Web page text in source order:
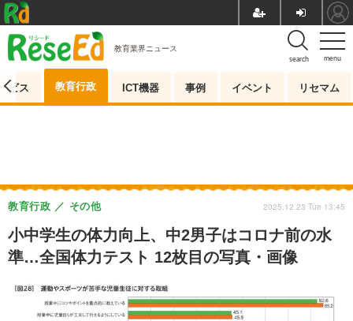
menu
search
教育業界ニュース
ビス 教育行政 ICT機器 事例 イベント リセマム
小中学生の体力向上、中2男子はコロナ前の水
準…全国体力テスト 12枚目の写真・画像
教育行政 その他 2025.12.23 Tue 13:45